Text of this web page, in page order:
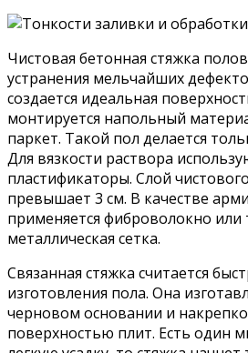
Чистовая бетонная стяжка
устранения мельчайших
создается идеальная
монтируется напольный
паркет. Такой пол делается
Для вязкости раствора
пластификаторы. Слой
превышает 3 см. В качестве
применяется фиброволокно или
металлическая сетка.
Связанная стяжка считается
изготовления пола. Она
черновом основании и накрепко
поверхностью плит. Есть один